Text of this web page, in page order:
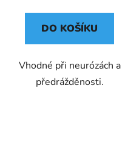
DO KOŠÍKU
Vhodné při neurózách a
předrážděnosti.